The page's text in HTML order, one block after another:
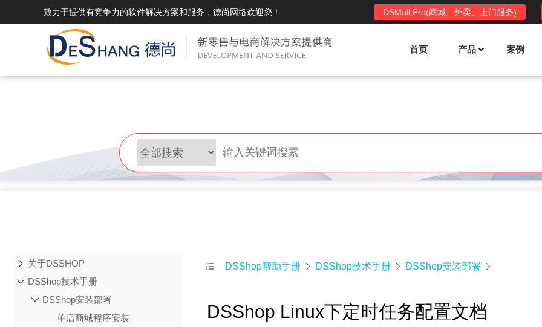
致力于提供有竞争力的软件解决方案和服务，德尚网络欢迎您！ DSMall Pro(商城、外卖、上门服务)
首页 产品
DSMall Pro功能列表
DSMall Pro支持商城购物，外卖，上门
服务，短视频等功能。
DSMall功能列表
系统支持平台自营、分销、拼团、限时
折扣、优惠套装、微信、小程序等
DSShop功能列表
案例
关于DSSHOP
DSShop技术手册
DSShop安装部署
单店商城程序安装
 DSShop帮助手册  DSShop技术手册  DSShop安装部署 
DSShop Linux下定时任务配置文档